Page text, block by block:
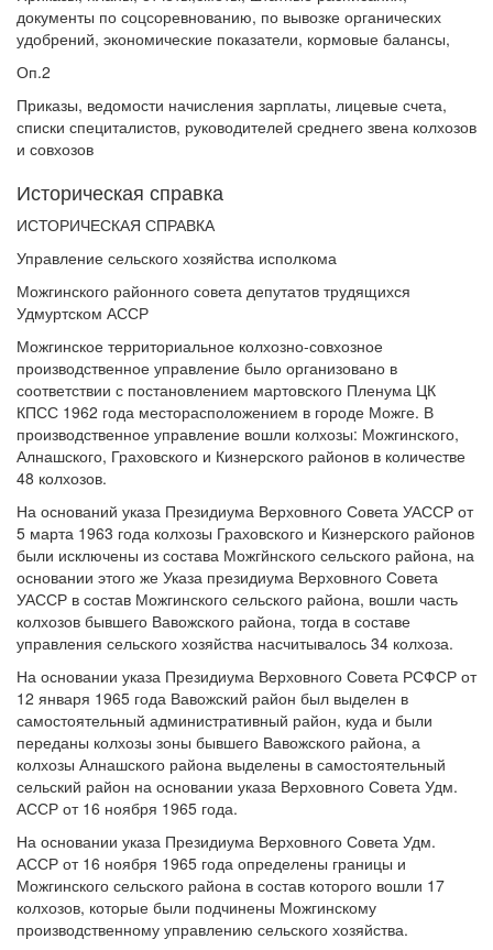
документы по соцсоревнованию, по вывозке органических
удобрений, экономические показатели, кормовые балансы,
Оп.2
Приказы, ведомости начисления зарплаты, лицевые счета,
списки специталистов, руководителей среднего звена колхозов
и совхозов
Историческая справка
ИСТОРИЧЕСКАЯ СПРАВКА
Управление сельского хозяйства исполкома
Можгинского районного совета депутатов трудящихся
Удмуртском АССР
Можгинское территориальное колхозно-совхозное
производственное управление было организовано в
соответствии с постановлением мартовского Пленума ЦК
КПСС 1962 года месторасположением в городе Можге. В
производственное управление вошли колхозы: Можгинского,
Алнашского, Граховского и Кизнерского районов в количестве
48 колхозов.
На оснований указа Президиума Верховного Совета УАССР от
5 марта 1963 года колхозы Граховского и Кизнерского районов
были исключены из состава Можгйнского сельского района, на
основании этого же Указа президиума Верховного Совета
УАССР в состав Можгинского сельского района, вошли часть
колхозов бывшего Вавожского района, тогда в составе
управления сельского хозяйства насчитывалось 34 колхоза.
На основании указа Президиума Верховного Совета РСФСР от
12 января 1965 года Вавожский район был выделен в
самостоятельный административный район, куда и были
переданы колхозы зоны бывшего Вавожского района, а
колхозы Алнашского района выделены в самостоятельный
сельский район на основании указа Верховного Совета Удм.
АССР от 16 ноября 1965 года.
На основании указа Президиума Верховного Совета Удм.
АССР от 16 ноября 1965 года определены границы и
Можгинского сельского района в состав которого вошли 17
колхозов, которые были подчинены Можгинскому
производственному управлению сельского хозяйства.